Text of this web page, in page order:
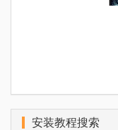
安装教程搜索